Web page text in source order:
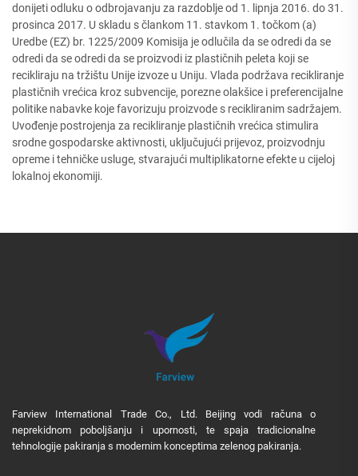
donijeti odluku o odbrojavanju za razdoblje od 1. lipnja 2016. do 31.
prosinca 2017. U skladu s člankom 11. stavkom 1. točkom (a)
Uredbe (EZ) br. 1225/2009 Komisija je odlučila da se odredi da se
odredi da se odredi da se proizvodi iz plastičnih peleta koji se
recikliraju na tržištu Unije izvoze u Uniju. Vlada podržava recikliranje
plastičnih vrećica kroz subvencije, porezne olakšice i preferencijalne
politike nabavke koje favorizuju proizvode s recikliranim sadržajem.
Uvođenje postrojenja za recikliranje plastičnih vrećica stimulira
srodne gospodarske aktivnosti, uključujući prijevoz, proizvodnju
opreme i tehničke usluge, stvarajući multiplikatorne efekte u cijeloj
lokalnoj ekonomiji.
Farview International Trade Co., Ltd. Beijing vodi računa o
neprekidnom poboljšanju i upornosti, te spaja tradicionalne
tehnologije pakiranja s modernim konceptima zelenog pakiranja.